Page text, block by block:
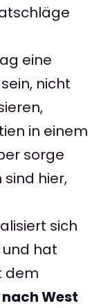
eine
nicht
in einem
sorge
sind hier,
sich
hat
dem
West